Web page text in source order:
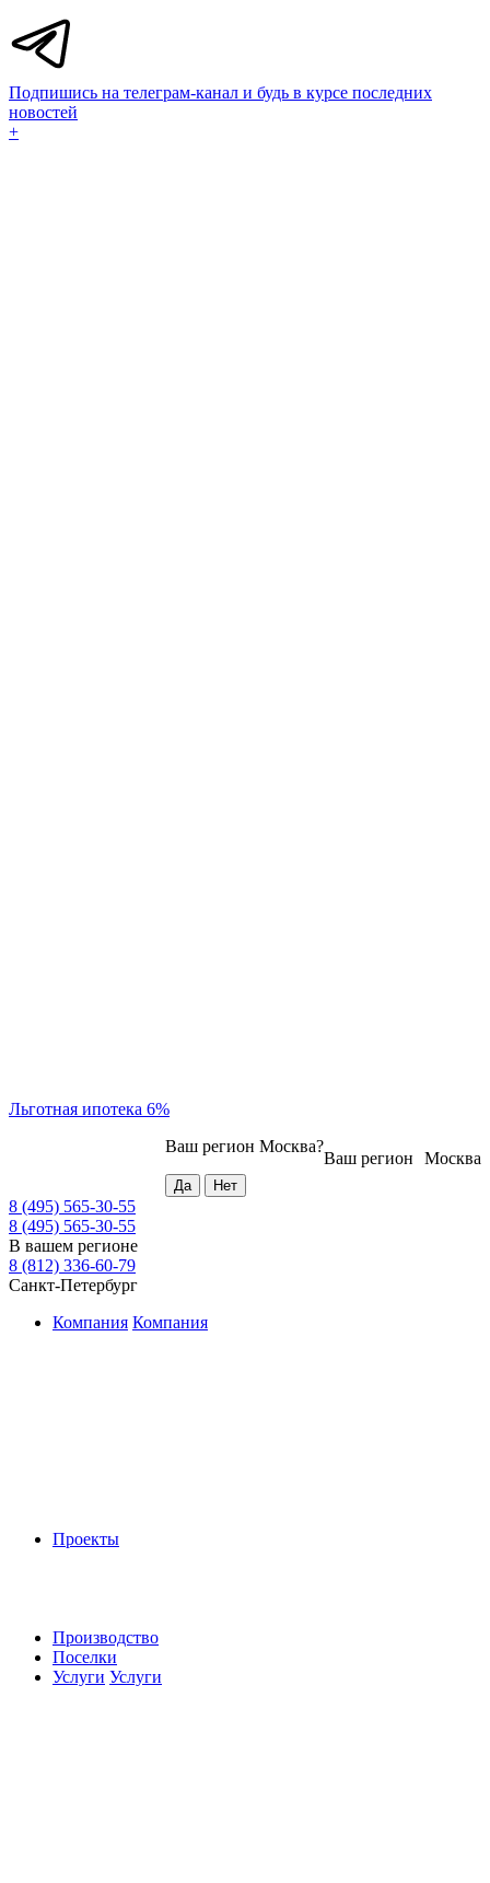
Подпишись на телеграм-канал и будь в курсе последних
новостей
+
Льготная ипотека 6%
Москва
Ваш регион
Ваш регион Москва?
8 (495) 565-30-55
8 (495) 565-30-55
В вашем регионе
8 (812) 336-60-79
Санкт-Петербург
Компания Компания
Проекты
Производство
Поселки
Услуги Услуги